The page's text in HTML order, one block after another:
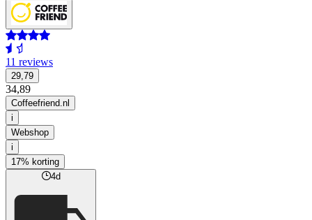
11 reviews
29,79
34,89
Coffeefriend.nl
i
Webshop
i
17% korting
4d